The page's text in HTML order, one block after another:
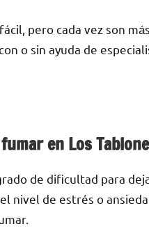
perο cada vez son
ο sin ayuda dе
en Los
dе dificultad pаrа
nivel dе estrés ο